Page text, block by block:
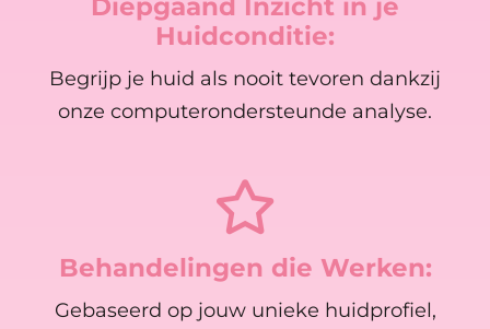
Diepgaand Inzicht in je
Huidconditie:
Begrijp je huid als nooit tevoren dankzij
onze computerondersteunde analyse.
Behandelingen die Werken:
Gebaseerd op jouw unieke huidprofiel,